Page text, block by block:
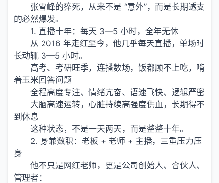
张雪峰的猝死，从来不是 “意外”，而是长期透支
的必然爆发。
1. 直播十年：每天 3—5 小时，全年无休
从 2016 年走红至今，他几乎每天直播，单场时
长动辄 3—5 小时。
高考、考研旺季，连播数场，饭都顾不上吃，啃
着玉米回答问题
全程高度专注、情绪亢奋、语速飞快、逻辑严密
大脑高速运转，心脏持续高强度供血，长期得不
到休息
这种状态，不是一天两天，而是整整十年。
2. 身兼数职：老板 + 老师 + 主播，三重压力压
身
他不只是网红老师，更是公司创始人、合伙人、
管理者：